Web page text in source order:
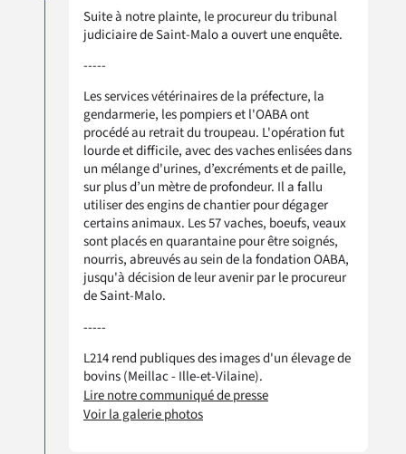
Suite à notre plainte, le procureur du tribunal
judiciaire de Saint-Malo a ouvert une enquête.
-----
Les services vétérinaires de la préfecture, la
gendarmerie, les pompiers et l'OABA ont
procédé au retrait du troupeau. L'opération fut
lourde et difficile, avec des vaches enlisées dans
un mélange d'urines, d’excréments et de paille,
sur plus d’un mètre de profondeur. Il a fallu
utiliser des engins de chantier pour dégager
certains animaux. Les 57 vaches, boeufs, veaux
sont placés en quarantaine pour être soignés,
nourris, abreuvés au sein de la fondation OABA,
jusqu'à décision de leur avenir par le procureur
de Saint-Malo.
-----
L214 rend publiques des images d'un élevage de
bovins (Meillac - Ille-et-Vilaine).
Lire notre communiqué de presse
Voir la galerie photos